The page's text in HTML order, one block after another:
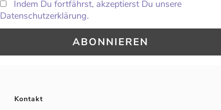
Indem Du fortfährst, akzeptierst Du unsere
Datenschutzerklärung.
Kontakt